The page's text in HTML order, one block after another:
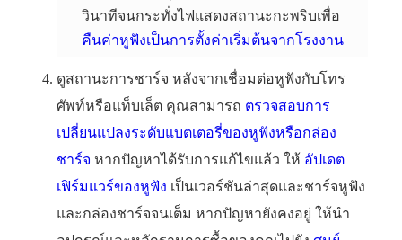
วินาทีจนกระทั่งไฟแสดงสถานะกะพริบเพื่อ
คืนค่าหูฟังเป็นการตั้งค่าเริ่มต้นจากโรงงาน
ดูสถานะการชาร์จ หลังจากเชื่อมต่อหูฟังกับโทร
ศัพท์หรือแท็บเล็ต คุณสามารถ ตรวจสอบการ
เปลี่ยนแปลงระดับแบตเตอรี่ของหูฟังหรือกล่อง
ชาร์จ หากปัญหาได้รับการแก้ไขแล้ว ให้ อัปเดต
เฟิร์มแวร์ของหูฟัง เป็นเวอร์ชันล่าสุดและชาร์จหูฟัง
และกล่องชาร์จจนเต็ม หากปัญหายังคงอยู่ ให้นำ